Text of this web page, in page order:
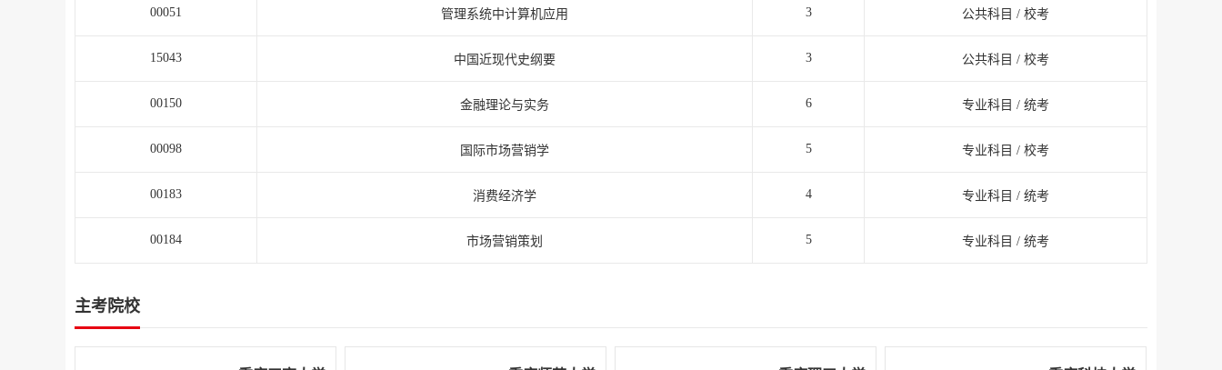
00051 管理系统中计算机应用 3 公共科目 / 校考
15043 中国近现代史纲要 3 公共科目 / 校考
00150 金融理论与实务 6 专业科目 / 统考
00098 国际市场营销学 5 专业科目 / 校考
00183 消费经济学 4 专业科目 / 统考
00184 市场营销策划 5 专业科目 / 统考
主考院校